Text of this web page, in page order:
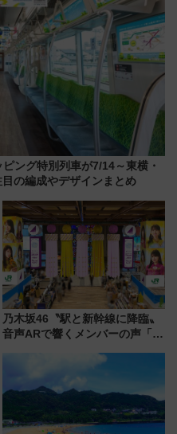
ング特別列車が7/14～東横・
の編成やデザインまとめ
乃木坂46〝駅と新幹線に降臨〟
音声ARで響くメンバーの声「真